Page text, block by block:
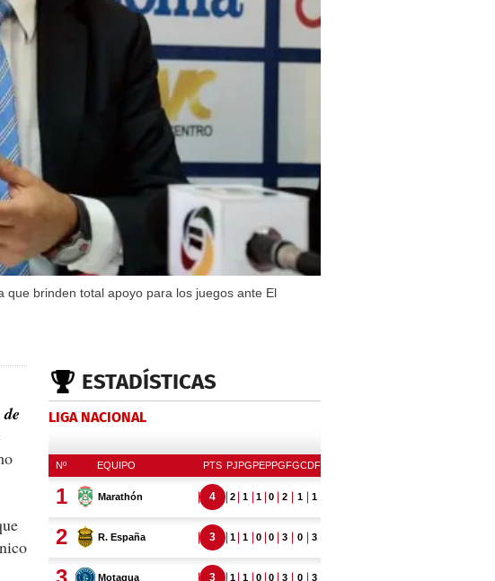
brinden total apoyo para los juegos ante El
ESTADÍSTICAS
LIGA NACIONAL